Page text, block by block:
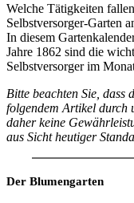
Welche Tätigkeiten
Selbstversorger-Garten
In diesem
Jahre 1862 sind die
Selbstversorger im
Bitte beachten Sie, dass
folgendem Artikel durch
daher keine
aus Sicht heutiger
Der Blumengarten